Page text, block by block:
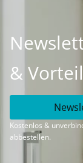
&
Kostenlos &
abbestellen.